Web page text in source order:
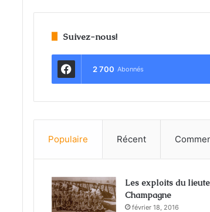
Suivez-nous!
2 700 Abonnés
Populaire Récent
Les exploits du
Champagne
février 18, 2016